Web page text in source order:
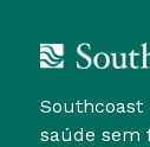
Southcoast
saúde sem